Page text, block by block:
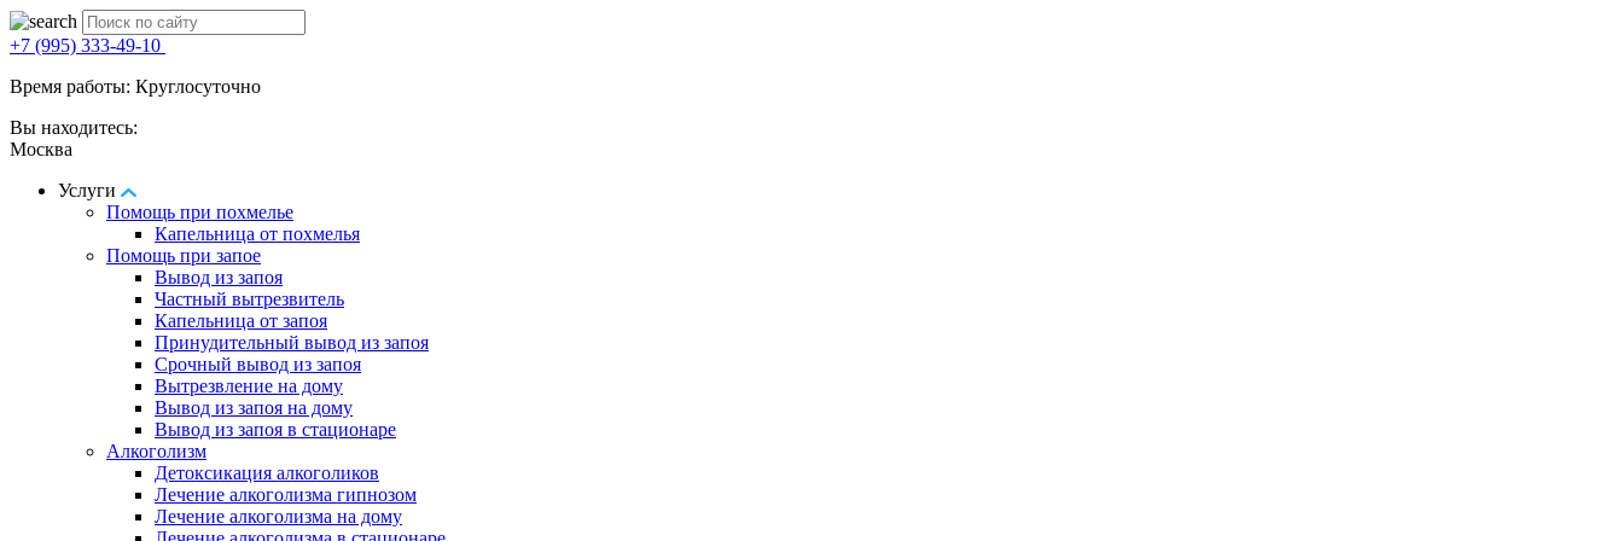
+7 (995) 333-49-10
Время работы: Круглосуточно
Вы находитесь:
Москва
Услуги
Помощь при похмелье
Капельница от похмелья
Помощь при запое
Вывод из запоя
Частный вытрезвитель
Капельница от запоя
Принудительный вывод из запоя
Срочный вывод из запоя
Вытрезвление на дому
Вывод из запоя на дому
Вывод из запоя в стационаре
Алкоголизм
Детоксикация алкоголиков
Лечение алкоголизма гипнозом
Лечение алкоголизма на дому